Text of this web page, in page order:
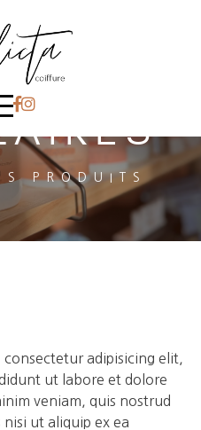
PRODUITS
consectetur adipisicing elit,
ut labore et dolore
veniam, quis nostrud
ut aliquip ex ea